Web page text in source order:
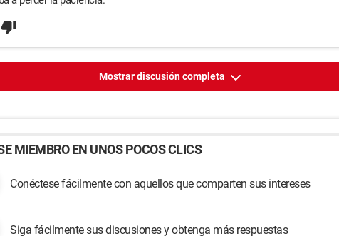
Mostrar discusión completa
MIEMBRO EN UNOS POCOS CLICS
Conéctese fácilmente con aquellos que comparten sus intereses
Siga fácilmente sus discusiones y obtenga más respuestas